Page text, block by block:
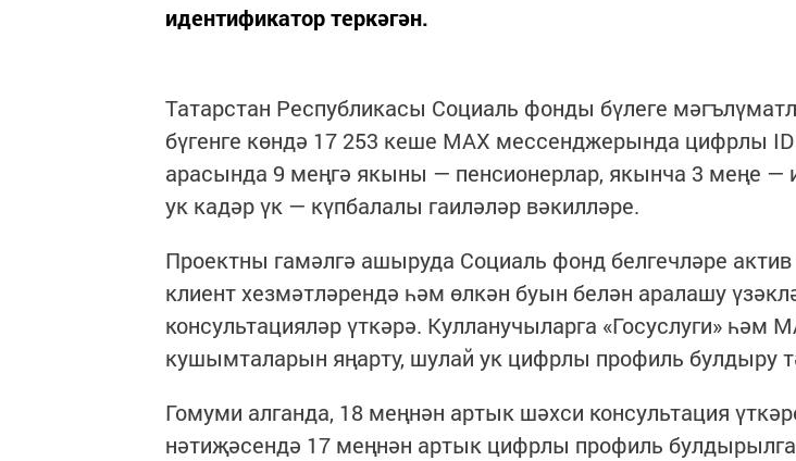
идентификатор теркәгән.
Татарстан Республикасы Социаль фонды бүлеге
бүгенге көндә 17 253 кеше MAX мессенджерында цифрлы
арасында 9 меңгә якыны — пенсионерлар, якынча 3 меңе —
ук кадәр үк — күпбалалы гаиләләр вәкилләре.
Проектны гамәлгә ашыруда Социаль фонд белгечләре
клиент хезмәтләрендә һәм өлкән буын белән аралашу
консультацияләр үткәрә. Кулланучыларга «Госуслуги» һәм
кушымталарын яңарту, шулай ук цифрлы профиль булдыру
Гомуми алганда, 18 меңнән артык шәхси консультация
нәтиҗәсендә 17 меңнән артык цифрлы профиль